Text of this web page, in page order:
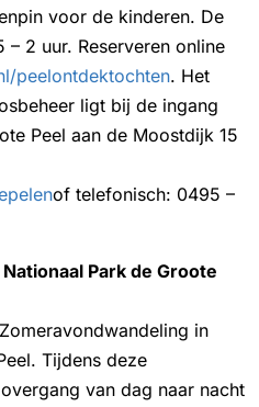
voor de kinderen. De
2 uur. Reserveren online
peelontdektochten. Het
ligt bij de ingang
Peel aan de Moostdijk 15
of telefonisch: 0495 –
Park de Groote
in
Tijdens deze
van dag naar nacht